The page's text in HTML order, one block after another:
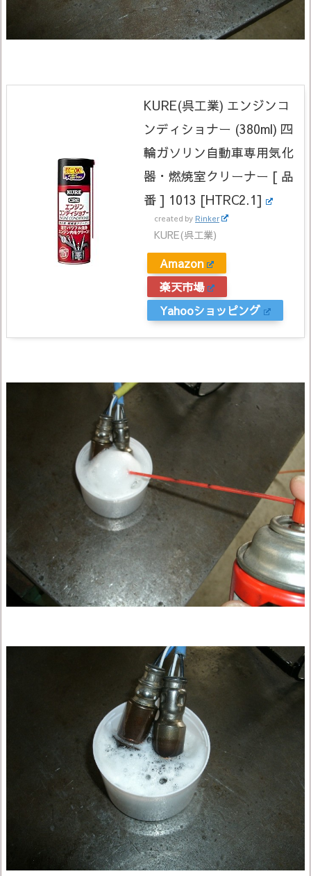
KURE(呉工業) エンジンコ
ンディショナー (380ml) 四
輪ガソリン自動車専用気化
器・燃焼室クリーナー [ 品
番 ] 1013 [HTRC2.1]
created by Rinker
KURE(呉工業)
Amazon
楽天市場
Yahooショッピング